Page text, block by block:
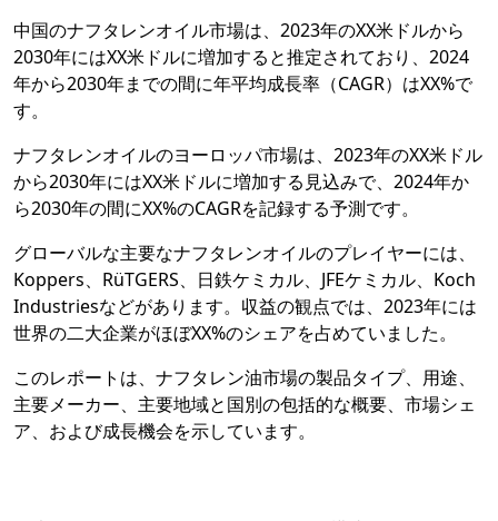
中国のナフタレンオイル市場は、2023年のXX米ドルから
2030年にはXX米ドルに増加すると推定されており、2024
年から2030年までの間に年平均成長率（CAGR）はXX%で
す。
ナフタレンオイルのヨーロッパ市場は、2023年のXX米ドル
から2030年にはXX米ドルに増加する見込みで、2024年か
ら2030年の間にXX%のCAGRを記録する予測です。
グローバルな主要なナフタレンオイルのプレイヤーには、
Koppers、RüTGERS、日鉄ケミカル、JFEケミカル、Koch
Industriesなどがあります。収益の観点では、2023年には
世界の二大企業がほぼXX%のシェアを占めていました。
このレポートは、ナフタレン油市場の製品タイプ、用途、
主要メーカー、主要地域と国別の包括的な概要、市場シェ
ア、および成長機会を示しています。